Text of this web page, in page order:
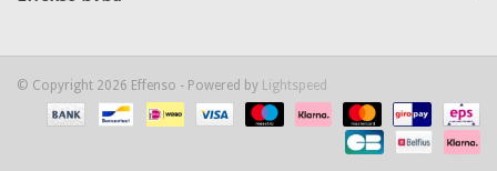
© Copyright 2026 Effenso - Powered by Lightspeed